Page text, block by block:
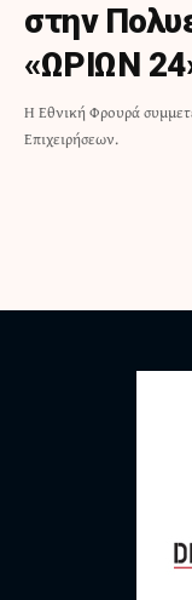
στην
«ΩΡΙΩΝ
H Εθνική Φρουρά
Επιχειρήσεων.